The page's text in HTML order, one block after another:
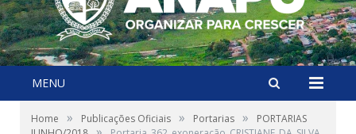
MENU
Home » Publicações Oficiais » Portarias »
PORTARIAS